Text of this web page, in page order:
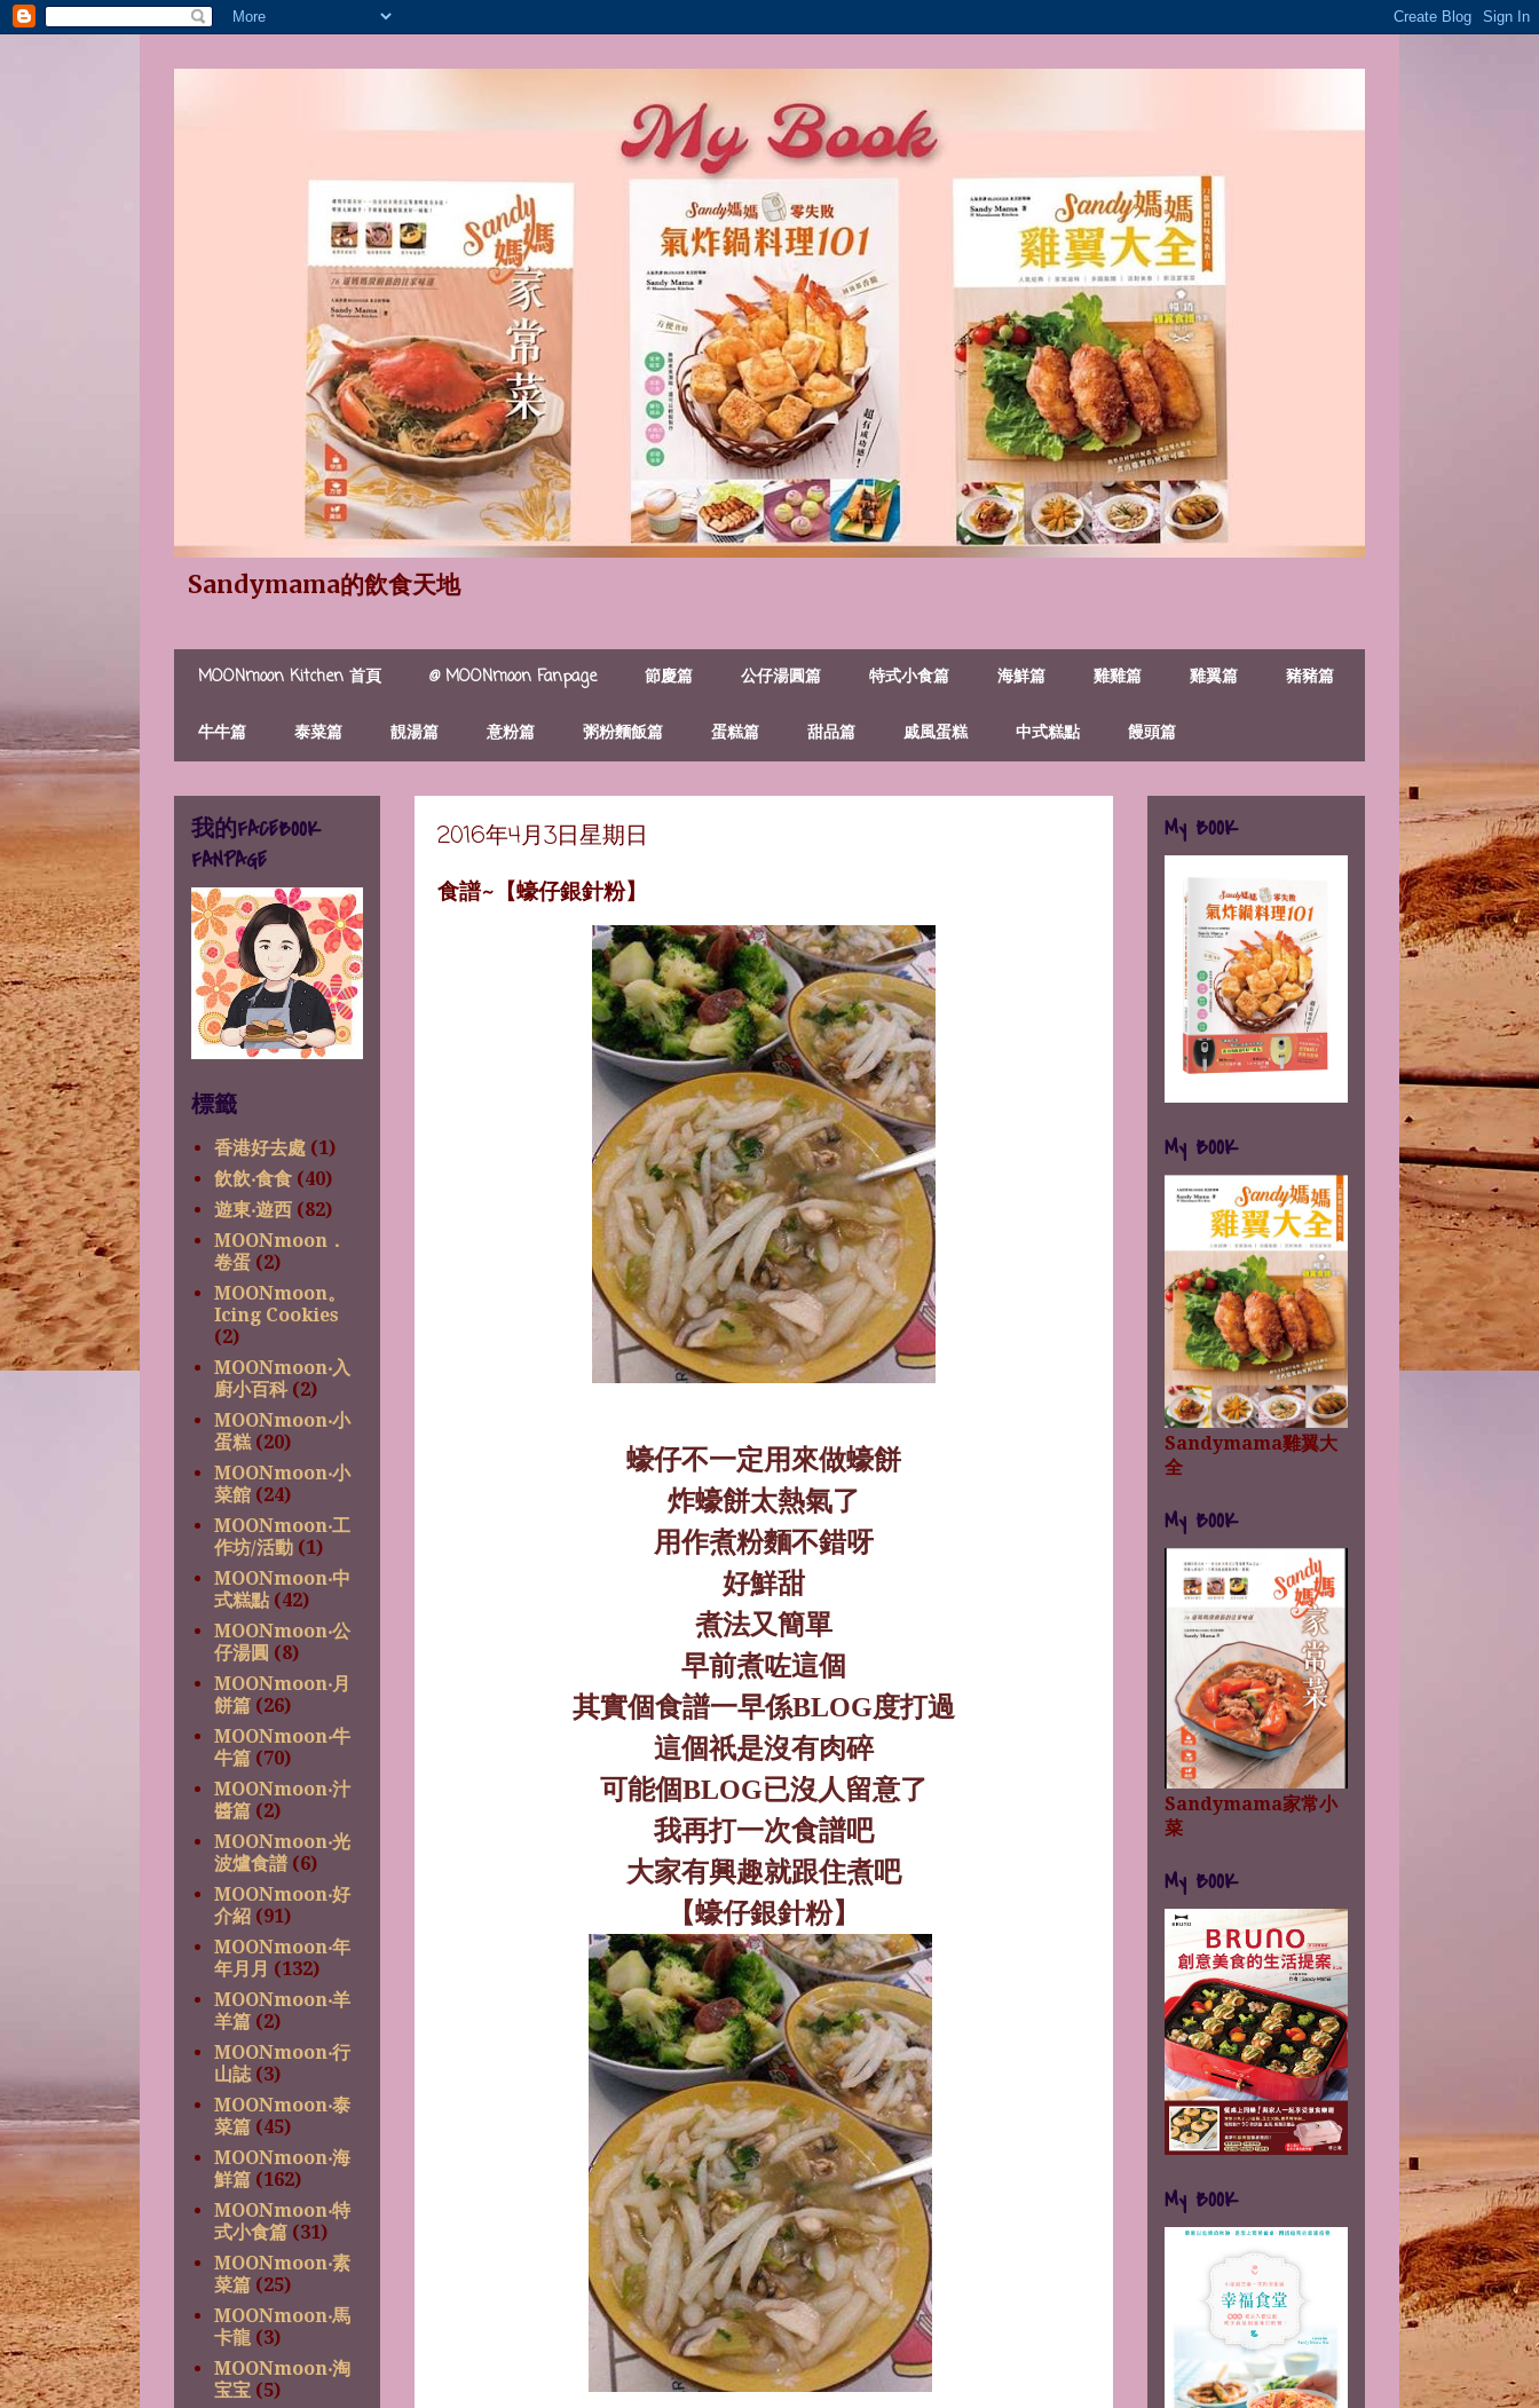
Sandymama的飲食天地
MOONmoon Kitchen 首頁 @ MOONmoon Fanpage 節慶篇 公仔湯圓篇 特式小食篇 海鮮篇 雞雞篇 雞翼篇 豬豬篇
牛牛篇 泰菜篇 靚湯篇 意粉篇 粥粉麵飯篇 蛋糕篇 甜品篇 戚風蛋糕 中式糕點 饅頭篇
2016年4月3日星期日
食譜~【蠔仔銀針粉】
蠔仔不一定用來做蠔餅
炸蠔餅太熱氣了
用作煮粉麵不錯呀
好鮮甜
煮法又簡單
早前煮咗這個
其實個食譜一早係BLOG度打過
這個祇是沒有肉碎
可能個BLOG已沒人留意了
我再打一次食譜吧
大家有興趣就跟住煮吧
【蠔仔銀針粉】
我的FACEBOOK
FANPAGE
標籤
香港好去處 (1)
飲飲‧食食 (40)
遊東‧遊西 (82)
MOONmoon．
卷蛋 (2)
MOONmoon。
Icing Cookies
(2)
MOONmoon‧入
廚小百科 (2)
MOONmoon‧小
蛋糕 (20)
MOONmoon‧小
菜館 (24)
MOONmoon‧工
作坊/活動 (1)
MOONmoon‧中
式糕點 (42)
MOONmoon‧公
仔湯圓 (8)
MOONmoon‧月
餅篇 (26)
MOONmoon‧牛
牛篇 (70)
MOONmoon‧汁
醬篇 (2)
MOONmoon‧光
波爐食譜 (6)
MOONmoon‧好
介紹 (91)
MOONmoon‧年
年月月 (132)
MOONmoon‧羊
羊篇 (2)
MOONmoon‧行
山誌 (3)
MOONmoon‧泰
菜篇 (45)
MOONmoon‧海
鮮篇 (162)
MOONmoon‧特
式小食篇 (31)
MOONmoon‧素
菜篇 (25)
MOONmoon‧馬
卡龍 (3)
MOONmoon‧淘
宝宝 (5)
My BOOK
My BOOK
Sandymama雞翼大
全
My BOOK
Sandymama家常小
菜
My BOOK
My BOOK